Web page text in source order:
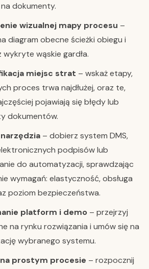
dokumenty.
wizualnej mapy procesu –
diagram obecne ścieżki obiegu i
wykryte wąskie gardła.
miejsc strat – wskaż etapy,
proces trwa najdłużej, oraz te,
pojawiają się błędy lub
dokumentów.
– dobierz system DMS,
podpisów lub
do automatyzacji, sprawdzając
wymagań: elastyczność, obsługa
poziom bezpieczeństwa.
platform i demo – przejrzyj
na rynku rozwiązania i umów się na
wybranego systemu.
prostym procesie – rozpocznij